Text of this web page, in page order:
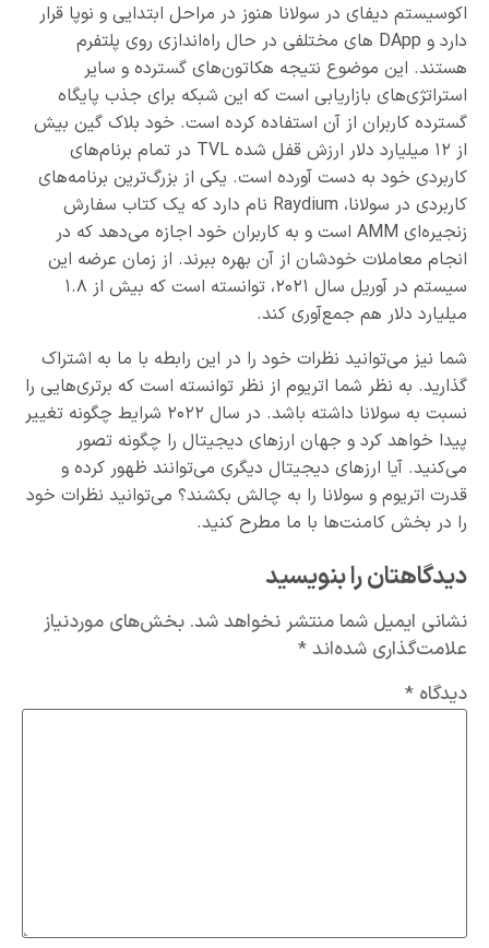
اکوسیستم دیفای در سولانا هنوز در مراحل ابتدایی و نوپا قرار
دارد و DApp های مختلفی در حال راه‌اندازی روی پلتفرم
هستند. این موضوع نتیجه هکاتون‌های گسترده و سایر
استراتژی‌های بازاریابی است که این شبکه برای جذب پایگاه
گسترده کاربران از آن استفاده کرده است. خود بلاک گین بیش
از ۱۲ میلیارد دلار ارزش قفل شده TVL در تمام برنام‌های
کاربردی خود به دست آورده است. یکی از بزرگ‌ترین برنامه‌های
کاربردی در سولانا، Raydium نام دارد که یک کتاب سفارش
زنجیره‌ای AMM است و به کاربران خود اجازه می‌دهد که در
انجام معاملات خودشان از آن بهره ببرند. از زمان عرضه این
سیستم در آوریل سال ۲۰۲۱، توانسته است که بیش از ۱.۸
میلیارد دلار هم جمع‌آوری کند.
شما نیز می‌توانید نظرات خود را در این رابطه با ما به اشتراک
گذارید. به نظر شما اتریوم از نظر توانسته است که برتر‌ی‌هایی را
نسبت به سولانا داشته باشد. در سال ۲۰۲۲ شرایط چگونه تغییر
پیدا خواهد کرد و جهان ارزهای دیجیتال را چگونه تصور
می‌کنید. آیا ارزهای دیجیتال دیگری می‌توانند ظهور کرده و
قدرت اتریوم و سولانا را به چالش بکشند؟ می‌توانید نظرات خود
را در بخش کامنت‌ها با ما مطرح کنید.
دیدگاهتان را بنویسید
نشانی ایمیل شما منتشر نخواهد شد. بخش‌های موردنیاز
علامت‌گذاری شده‌اند*
دیدگاه *